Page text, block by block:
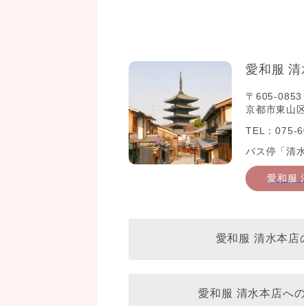
愛和服 清
〒605-0853
京都市東山
TEL：075-
バス停「清
愛和服
愛和服 清水本店
愛和服 清水本店へ